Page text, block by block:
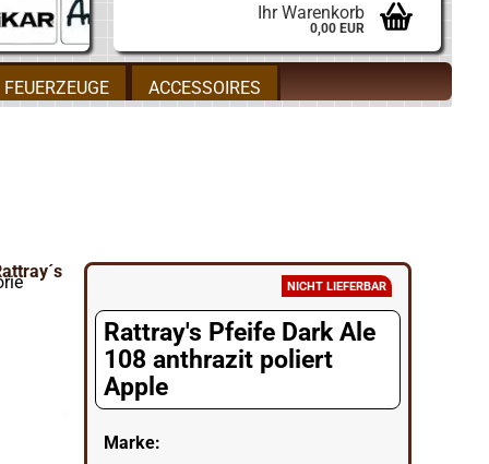
Konto erstellen
Passwort vergessen?
Ihr Warenkorb
0,00 EUR
FEUERZEUGE ACCESSOIRES
NICHT LIEFERBAR
Rattray's Pfeife Dark Ale
108 anthrazit poliert
Apple
Marke: